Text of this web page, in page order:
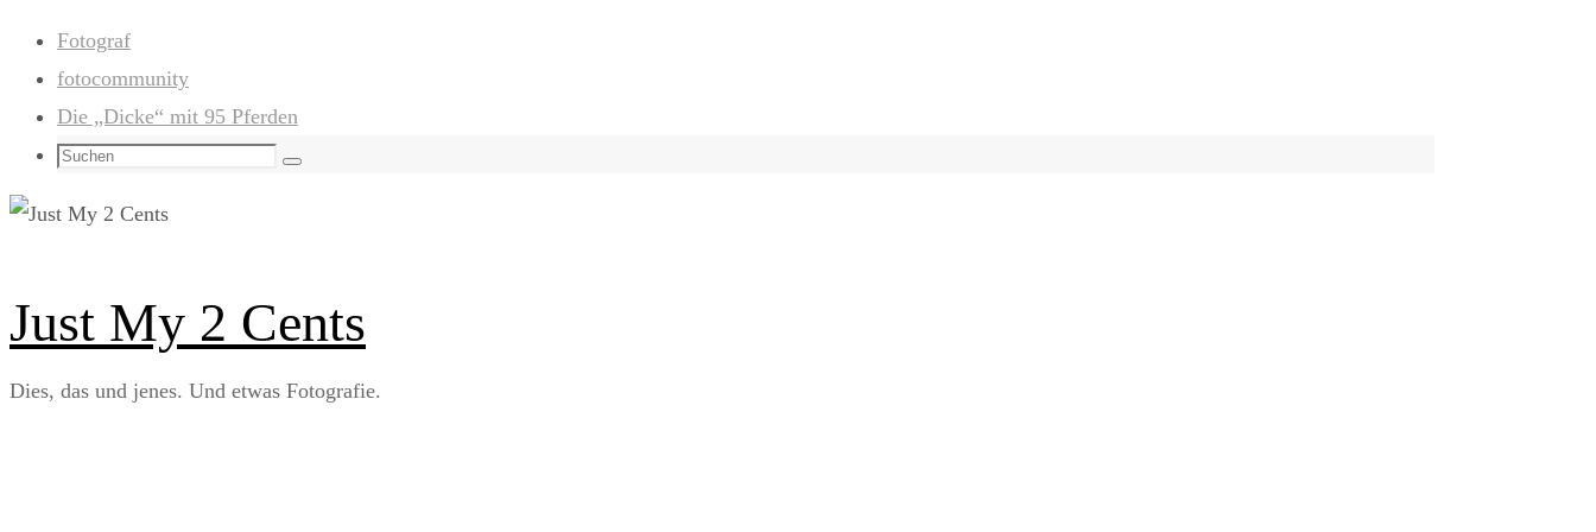
Zum
Inhalt
springen
Fotograf
fotocommunity
Die „Dicke“ mit 95 Pferden
Suchen
Suchen
Just My 2 Cents
Dies, das und jenes. Und etwas Fotografie.